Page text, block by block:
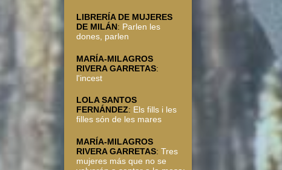
LIBRERÍA DE MUJERES
DE MILÁN: Parlen les
dones, parlen
MARÍA-MILAGROS
RIVERA GARRETAS:
l'incest
LOLA SANTOS
FERNÁNDEZ: Els fills i les
filles són de les mares
MARÍA-MILAGROS
RIVERA GARRETAS:Tres
mujeres más que no se